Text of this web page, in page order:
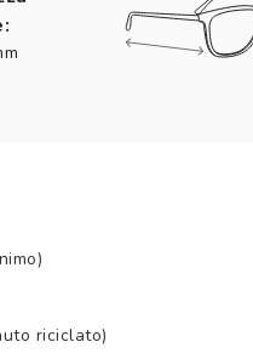
riciclato)